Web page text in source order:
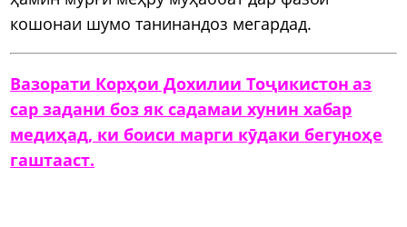
кошонаи шумо танинандоз мегардад.
Вазорати Корҳои Дохилии Тоҷикистон аз
сар задани боз як садамаи хунин хабар
медиҳад, ки боиси марги кӯдаки бегуноҳе
гаштааст.